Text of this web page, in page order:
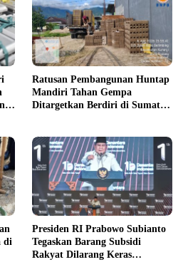
Ratusan Pembangunan Huntap
Mandiri Tahan Gempa
Ditargetkan Berdiri di Sumatra
di
Presiden RI Prabowo Subianto
Tegaskan Barang Subsidi
Rakyat Dilarang Keras